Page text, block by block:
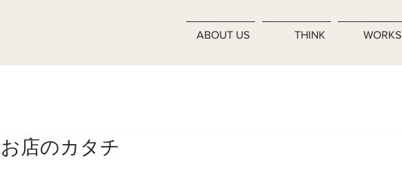
ABOUT US THINK WORKS
お店のカタチ